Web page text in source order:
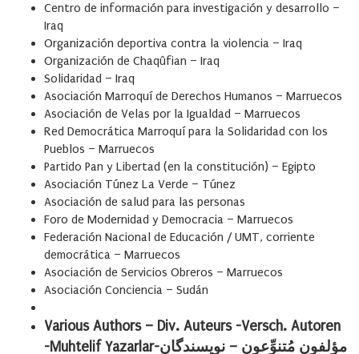
Centro de información para investigación y desarrollo –
Iraq
Organización deportiva contra la violencia – Iraq
Organización de Chaqûfian – Iraq
Solidaridad – Iraq
Asociación Marroquí de Derechos Humanos – Marruecos
Asociación de Velas por la Igualdad – Marruecos
Red Democrática Marroquí para la Solidaridad con los
Pueblos – Marruecos
Partido Pan y Libertad (en la constitución) – Egipto
Asociación Túnez La Verde – Túnez
Asociación de salud para las personas
Foro de Modernidad y Democracia – Marruecos
Federación Nacional de Educación / UMT, corriente
democrática – Marruecos
Asociación de Servicios Obreros – Marruecos
Asociación Conciencia – Sudán
Various Authors – Div. Auteurs -Versch. Autoren
-Muhtelif Yazarlar-مؤلفون مُتنوِّعون – نویسندگان